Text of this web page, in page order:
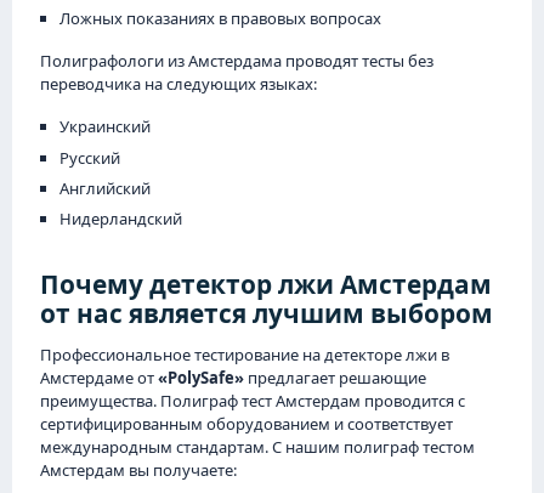
Ложных показаниях в правовых вопросах
Полиграфологи из Амстердама проводят тесты без
переводчика на следующих языках:
Украинский
Русский
Английский
Нидерландский
Почему детектор лжи Амстердам
от нас является лучшим выбором
Профессиональное тестирование на детекторе лжи в
Амстердаме от«PolySafe» предлагает решающие
преимущества. Полиграф тест Амстердам проводится с
сертифицированным оборудованием и соответствует
международным стандартам. С нашим полиграф тестом
Амстердам вы получаете: